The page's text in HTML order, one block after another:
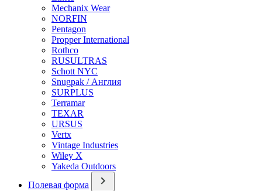
Mechanix Wear
NORFIN
Pentagon
Propper International
Rothco
RUSULTRAS
Schott NYC
Snugpak / Англия
SURPLUS
Terramar
TEXAR
URSUS
Vertx
Vintage Industries
Wiley X
Yakeda Outdoors
Полевая форма